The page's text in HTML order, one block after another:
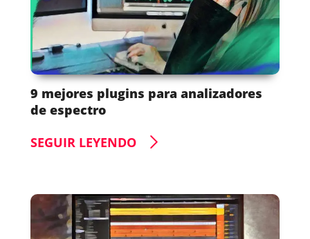
9 mejores plugins para analizadores
de espectro
SEGUIR LEYENDO